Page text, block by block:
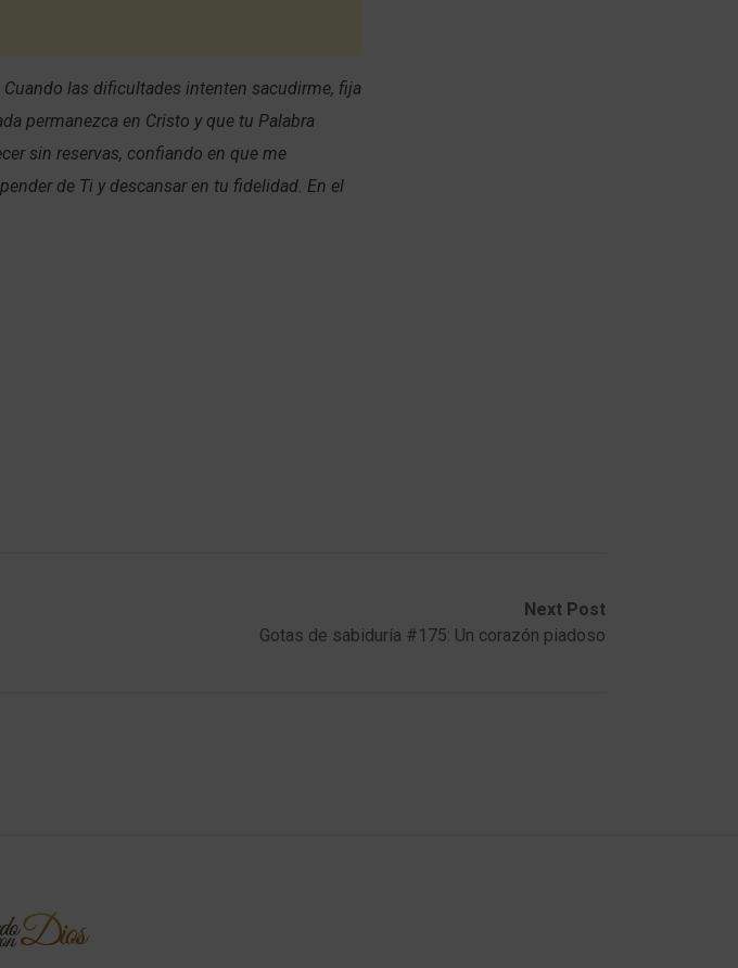
las dificultades intenten sacudirme, fija
permanezca en Cristo y que tu Palabra
sin reservas, confiando en que me
de Ti y descansar en tu fidelidad. En el
Next Post
Gotas de sabiduría #175: Un corazón piadoso